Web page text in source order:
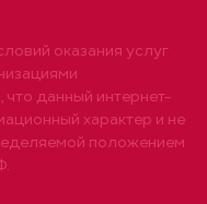
оказания услуг
данный интернет-
характер и не
положением